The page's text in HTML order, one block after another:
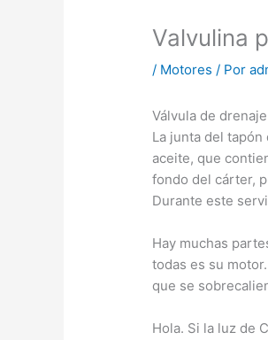
Valvulina
/ Motores / Por
Válvula de
La junta del
aceite, que
fondo del cárter,
Durante este
Hay muchas
todas es su
que se
Hola. Si la luz de